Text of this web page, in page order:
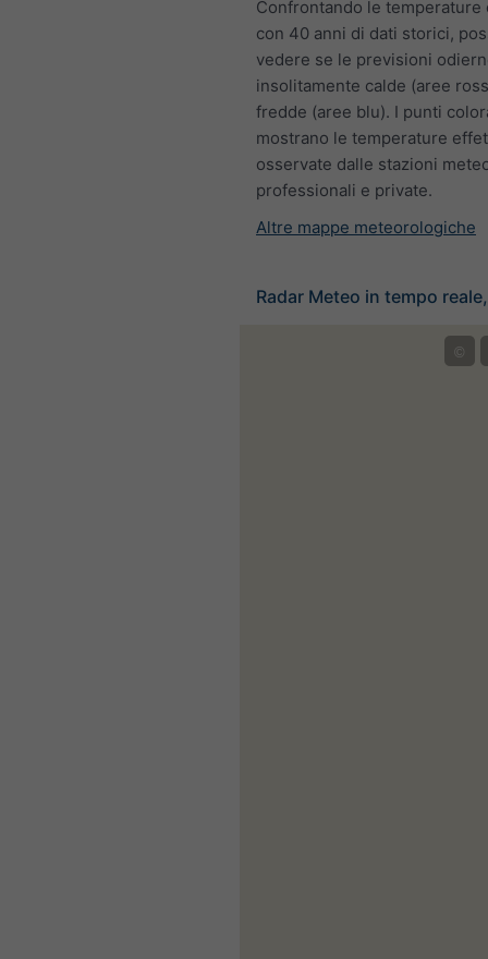
Confrontando le temperature
con 40 anni di dati storici,
vedere se le previsioni
insolitamente calde (aree
fredde (aree blu). I punti
mostrano le temperature
osservate dalle stazioni
professionali e private.
Altre mappe meteorologiche
Radar Meteo in tempo
©